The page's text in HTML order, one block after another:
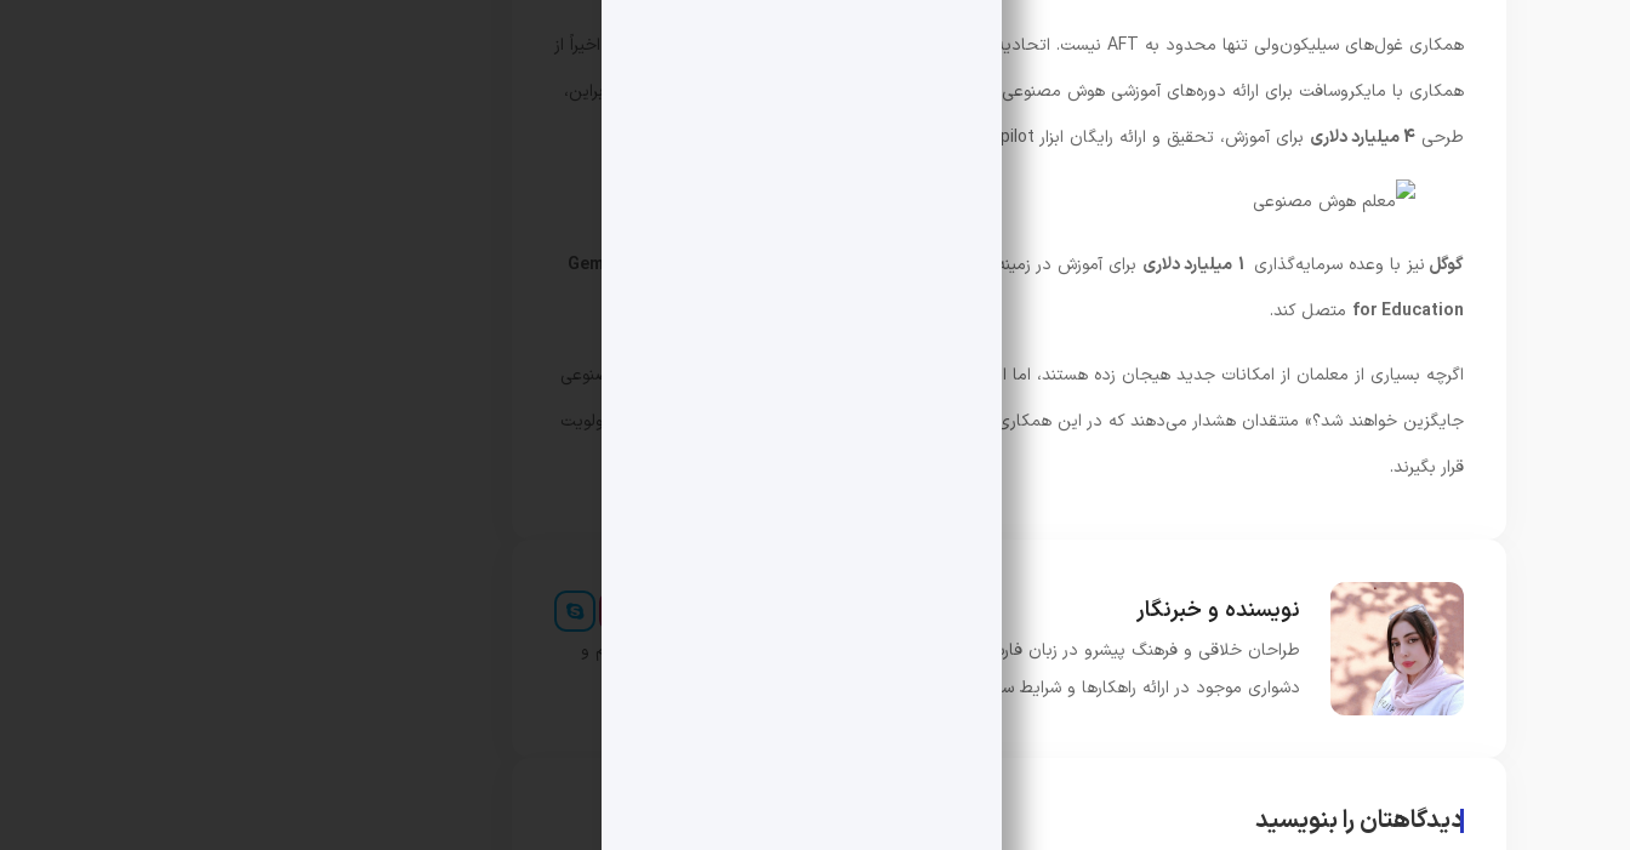
همکاری غول‌های سیلیکون‌ولی تنها محدود به AFT نیست. اتحادیه NEA که جمعیت بیشتری را هم تحت پوشش خود دارد، اخیراً از
همکاری با مایکروسافت برای ارائه دوره‌های آموزشی هوش مصنوعی به 3 میلیون عضو خود خبر داده بود. مایکروسافت علاوه‌براین،
طرحی 4 میلیارد دلاری برای آموزش، تحقیق و ارائه رایگان ابزار Copilot به مدارس و کالج‌های ایالت واشینگتن آغاز کرده است.
گوگل نیز با وعده سرمایه‌گذاری 1 میلیارد دلاری برای آموزش در زمینه هوش مصنوعی، در تلاش است تا مدارس را به
پلتفرم Gemini
for Education متصل کند.
اگرچه بسیاری از معلمان از امکانات جدید هیجان زده هستند، اما این نگرانی وجود دارد که «آیا درنهایت معلم‌ها با هوش مصنوعی
جایگزین خواهند شد؟» منتقدان هشدار می‌دهند که در این همکاری‌ها، منافع آموزشی باید به‌جای منافع تجاری شرکت‌ها در اولویت
قرار بگیرند.
نویسنده و خبرنگار
طراحان خلاقی و فرهنگ پیشرو در زبان فارسی ایجاد کرد. در این صورت می توان امید داشت که تمام و
دشواری موجود در ارائه راهکارها و شرایط سخت تایپ به پایان رسد.
دیدگاهتان را بنویسید